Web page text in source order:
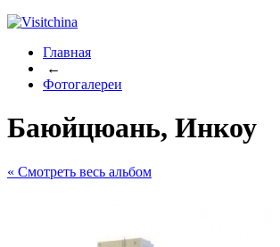
Главная
←
Фотогалереи
Баюйцюань, Инкоу
« Cмотреть весь альбом